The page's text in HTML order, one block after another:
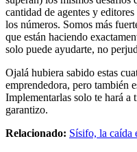
cantidad de agentes y
los números. Somos más
que están haciendo
solo puede ayudarte, no
Ojalá hubiera sabido estas
emprendedora, pero también
Implementarlas solo te hará a
garantizo.
Relacionado: Sísifo, la caída